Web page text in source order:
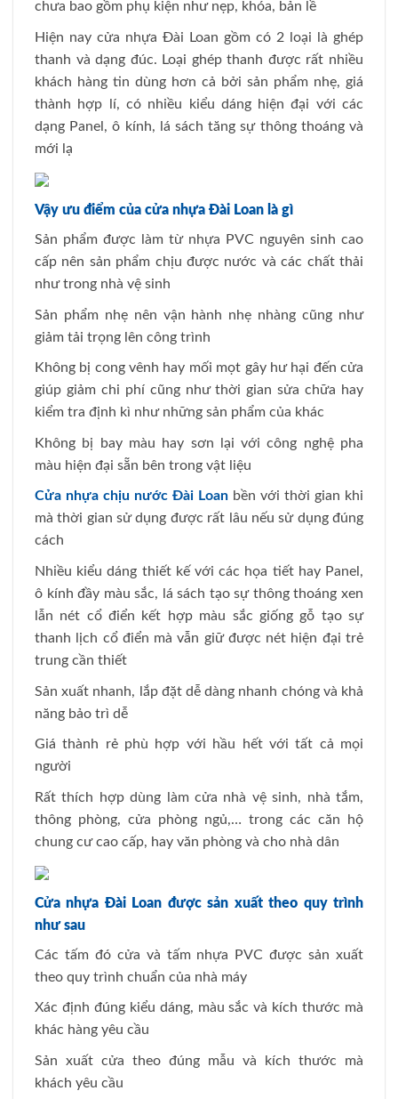
chưa bao gồm phụ kiện như nẹp, khóa, bản lề
Hiện nay cửa nhựa Đài Loan gồm có 2 loại là ghép
thanh và dạng đúc. Loại ghép thanh được rất nhiều
khách hàng tin dùng hơn cả bởi sản phẩm nhẹ, giá
thành hợp lí, có nhiều kiểu dáng hiện đại với các
dạng Panel, ô kính, lá sách tăng sự thông thoáng và
mới lạ
Vậy ưu điểm của cửa nhựa Đài Loan là gì
Sản phẩm được làm từ nhựa PVC nguyên sinh cao
cấp nên sản phẩm chịu được nước và các chất thải
như trong nhà vệ sinh
Sản phẩm nhẹ nên vận hành nhẹ nhàng cũng như
giảm tải trọng lên công trình
Không bị cong vênh hay mối mọt gây hư hại đến cửa
giúp giảm chi phí cũng như thời gian sửa chữa hay
kiểm tra định kì như những sản phẩm của khác
Không bị bay màu hay sơn lại với công nghệ pha
màu hiện đại sẵn bên trong vật liệu
Cửa nhựa chịu nước Đài Loan bền với thời gian khi
mà thời gian sử dụng được rất lâu nếu sử dụng đúng
cách
Nhiều kiểu dáng thiết kế với các họa tiết hay Panel,
ô kính đầy màu sắc, lá sách tạo sự thông thoáng xen
lẫn nét cổ điển kết hợp màu sắc giống gỗ tạo sự
thanh lịch cổ điển mà vẫn giữ được nét hiện đại trẻ
trung cần thiết
Sản xuất nhanh, lắp đặt dễ dàng nhanh chóng và khả
năng bảo trì dễ
Giá thành rẻ phù hợp với hầu hết với tất cả mọi
người
Rất thích hợp dùng làm cửa nhà vệ sinh, nhà tắm,
thông phòng, cửa phòng ngủ,… trong các căn hộ
chung cư cao cấp, hay văn phòng và cho nhà dân
Cửa nhựa Đài Loan được sản xuất theo quy trình
như sau
Các tấm đó cửa và tấm nhựa PVC được sản xuất
theo quy trình chuẩn của nhà máy
Xác định đúng kiểu dáng, màu sắc và kích thước mà
khác hàng yêu cầu
Sản xuất cửa theo đúng mẫu và kích thước mà
khách yêu cầu